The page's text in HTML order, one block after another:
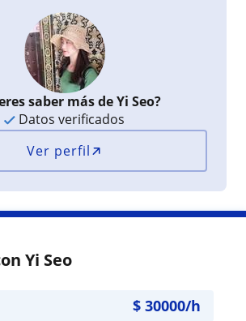
saber más de Yi Seo?
Datos verificados
Ver perfil
Yi Seo
$ 30000/h